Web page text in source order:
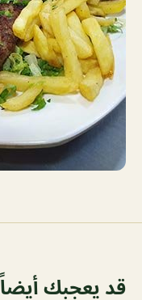
قد يعجبك أيضاً